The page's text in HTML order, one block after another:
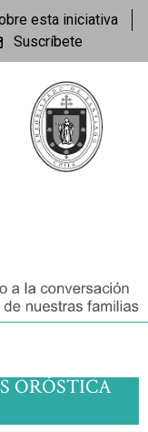
esta iniciativa
Suscríbete
ORÓSTICA